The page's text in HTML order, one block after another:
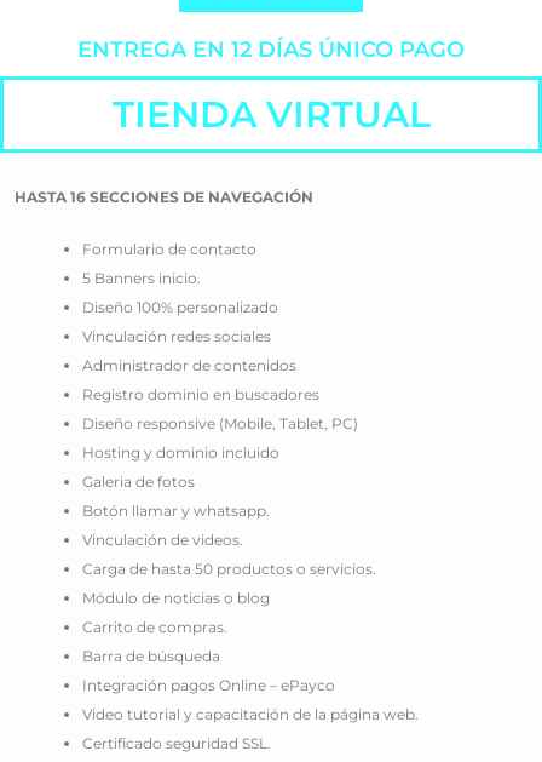
ENTREGA EN 12 DÍAS ÚNICO PAGO
TIENDA VIRTUAL
HASTA 16 SECCIONES DE NAVEGACIÓN
Formulario de contacto
5 Banners inicio.
Diseño 100% personalizado
Vinculación redes sociales
Administrador de contenidos
Registro dominio en buscadores
Diseño responsive (Mobile, Tablet, PC)
Hosting y dominio incluido
Galeria de fotos
Botón llamar y whatsapp.
Vinculación de videos.
Carga de hasta 50 productos o servicios.
Módulo de noticias o blog
Carrito de compras.
Barra de búsqueda
Integración pagos Online – ePayco
Video tutorial y capacitación de la página web.
Certificado seguridad SSL.